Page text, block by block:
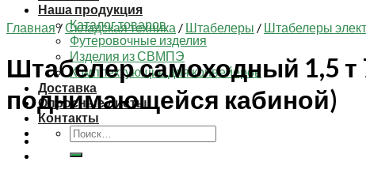
Наша продукция
Каталог товаров
Футеровочные изделия
Изделия из СВМПЭ
Комплектующие для конвейеров
Доставка
Опросные листы
Контакты
Искать:
Главная /Складская техника / Штабелеры / Штабелеры
Штабелер самоходный 1,5 т
поднимающейся кабиной)